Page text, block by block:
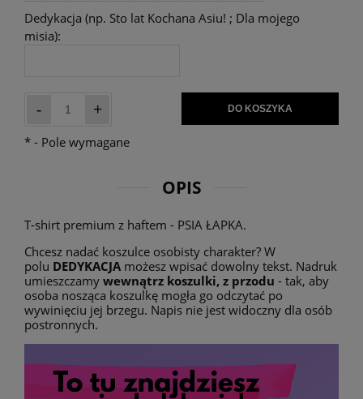
Dedykacja (np. Sto lat Kochana Asiu! ; Dla mojego
misia):
- + DO KOSZYKA
* - Pole wymagane
OPIS
T-shirt premium z haftem - PSIA ŁAPKA.
Chcesz nadać koszulce osobisty charakter? W
polu DEDYKACJA możesz wpisać dowolny tekst. Nadruk
umieszczamy wewnątrz koszulki, z przodu - tak, aby
osoba nosząca koszulkę mogła go odczytać po
wywinięciu jej brzegu. Napis nie jest widoczny dla osób
postronnych.